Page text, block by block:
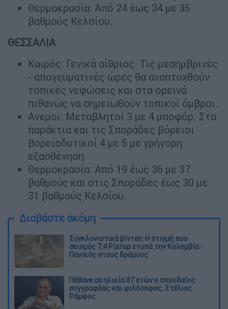
Θερμοκρασία: Από 24 έως 34 με 35
βαθμούς Κελσίου.
ΘΕΣΣΑΛΙΑ
Καιρός: Γενικά αίθριος. Τις μεσημβρινές
- απογευματινές ώρες θα αναπτυχθούν
τοπικές νεφώσεις και στα ορεινά
πιθανώς να σημειωθούν τοπικοί όμβροι.
Ανεμοι: Μεταβλητοί 3 με 4 μποφόρ. Στα
παράκτια και τις Σποράδες βόρειοι
βορειοδυτικοί 4 με 5 με γρήγορη
εξασθένηση.
Θερμοκρασία: Από 19 έως 36 με 37
βαθμούς και στις Σποράδες έως 30 με
31 βαθμούς Κελσίου.
Διαβάστε ακόμη
Συγκλονιστικά βίντεο: Η στιγμή που
σεισμός 7,4 Ρίχτερ χτυπά την Κολομβία -
Πανικός στους δρόμους
Πέθανε σε ηλικία 87 ετών ο σπουδαίος
συγγραφέας και φιλόσοφος, Στέλιος
Ράμφος